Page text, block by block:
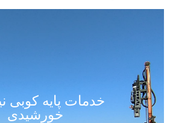
خدمات پایه کوبی
خورشیدی